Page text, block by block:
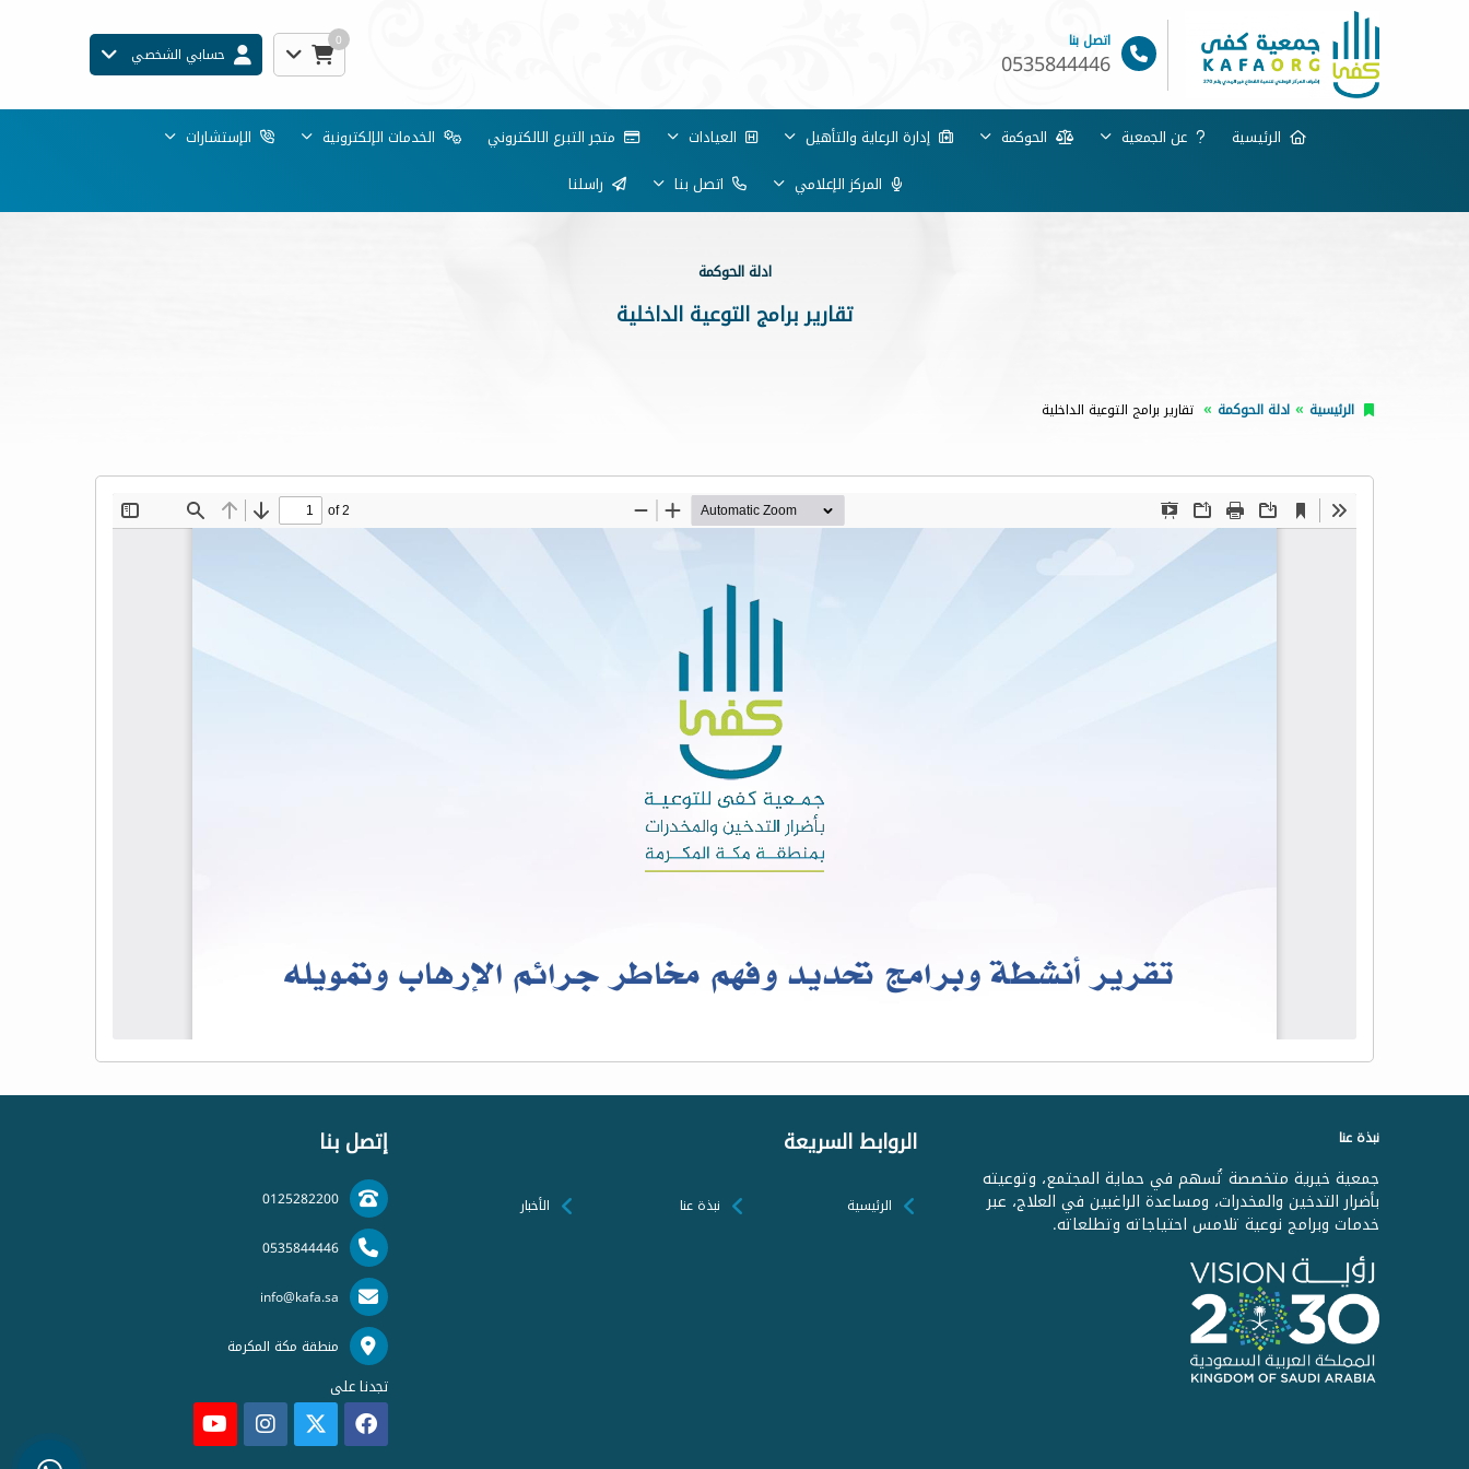
اتصل بنا
0535844446
0
حسابي الشخصي
الرئيسية عن الجمعية الحوكمة إدارة الرعاية والتأهيل العيادات متجر التبرع الالكتروني الخدمات الإلكترونية
الإستشارات
المركز الإعلامي
اتصل بنا راسلنا
ادلة الحوكمة
تقارير برامج التوعية الداخلية
الرئيسية ادلة الحوكمة تقارير برامج التوعية الداخلية
نبذة عنا
جمعية خيرية متخصصة تُسهم في حماية المجتمع، وتوعيته
بأضرار التدخين والمخدرات، ومساعدة الراغبين في العلاج، عبر
خدمات وبرامج نوعية تلامس احتياجاته وتطلعاته.
الروابط السريعة
الرئيسية نبذة عنا الأخبار
إتصل بنا
0125282200
0535844446
info@kafa.sa
منطقة مكة المكرمة
تجدنا على